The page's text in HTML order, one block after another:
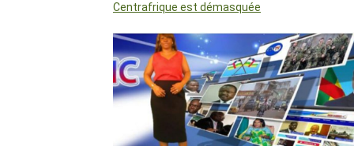
Centrafrique est démasquée